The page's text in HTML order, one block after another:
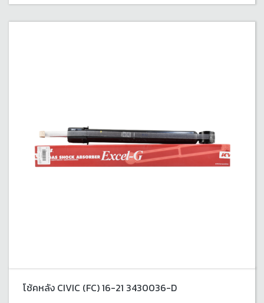
โช้คหลัง CIVIC (FC) 16-21 3430036-D